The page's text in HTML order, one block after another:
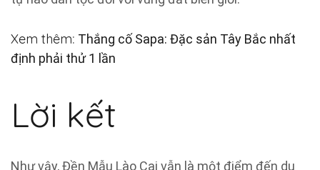
Xem thêm: Thắng cố Sapa: Đặc sản Tây Bắc nhất
định phải thử 1 lần
Lời kết
Như vậy, Đền Mẫu Lào Cai vẫn là một điểm đến du